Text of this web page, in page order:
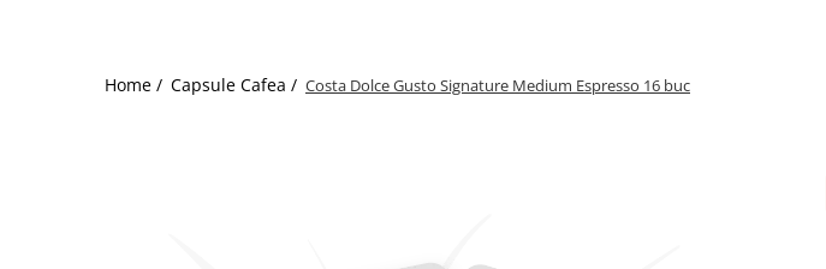
Home / Capsule Cafea / Costa Dolce Gusto Signature Medium Espresso 16 buc